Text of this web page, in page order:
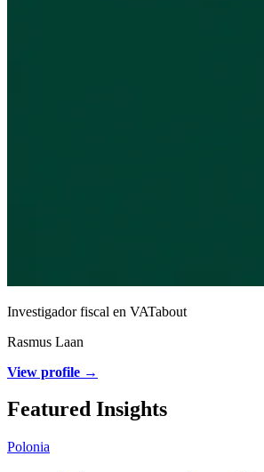
Investigador fiscal en VATabout
Rasmus Laan
View profile →
Featured Insights
Polonia